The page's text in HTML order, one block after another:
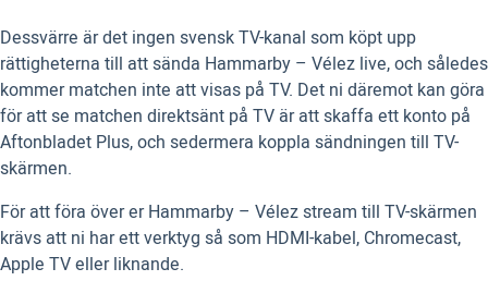
Dessvärre är det ingen svensk TV-kanal som köpt upp
rättigheterna till att sända Hammarby – Vélez live, och således
kommer matchen inte att visas på TV. Det ni däremot kan göra
för att se matchen direktsänt på TV är att skaffa ett konto på
Aftonbladet Plus, och sedermera koppla sändningen till TV-
skärmen.
För att föra över er Hammarby – Vélez stream till TV-skärmen
krävs att ni har ett verktyg så som HDMI-kabel, Chromecast,
Apple TV eller liknande.